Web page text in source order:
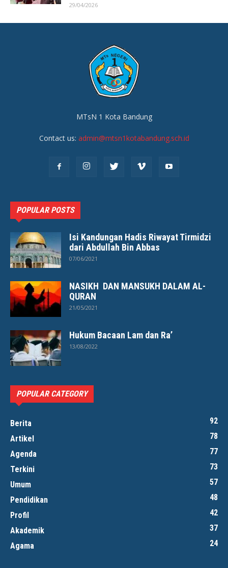
29/04/2026
MTsN 1 Kota Bandung
Contact us: admin@mtsn1kotabandung.sch.id
POPULAR POSTS
Isi Kandungan Hadis Riwayat Tirmidzi
dari Abdullah Bin Abbas
07/06/2021
NASIKH DAN MANSUKH DALAM AL-
QURAN
21/05/2021
Hukum Bacaan Lam dan Ra’
13/08/2022
POPULAR CATEGORY
Berita
92
Artikel
78
Agenda
77
Terkini
73
Umum
57
Pendidikan
48
Profil
42
Akademik
37
Agama
24